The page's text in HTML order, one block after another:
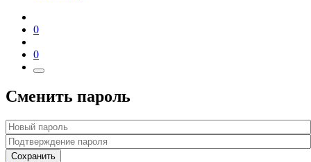
0
0
Сменить пароль
Сохранить